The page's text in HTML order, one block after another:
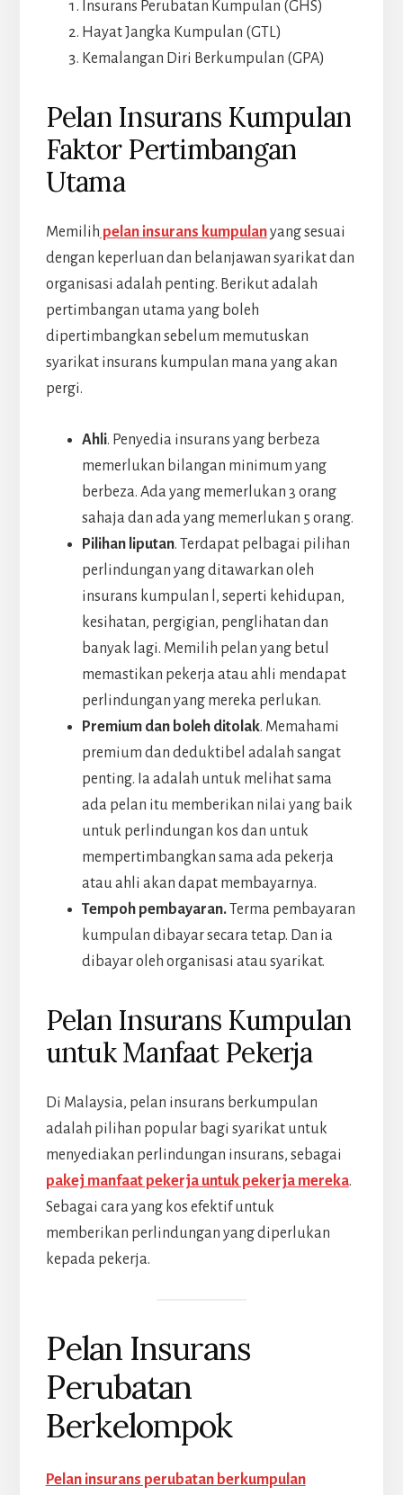
Insurans Perubatan Kumpulan (GHS)
Hayat Jangka Kumpulan (GTL)
Kemalangan Diri Berkumpulan (GPA)
Pelan Insurans Kumpulan
Faktor Pertimbangan
Utama
Memilih pelan insurans kumpulanyang sesuai
dengan keperluan dan belanjawan syarikat dan
organisasi adalah penting. Berikut adalah
pertimbangan utama yang boleh
dipertimbangkan sebelum memutuskan
syarikat insurans kumpulan mana yang akan
pergi.
Ahli. Penyedia insurans yang berbeza
memerlukan bilangan minimum yang
berbeza. Ada yang memerlukan 3 orang
sahaja dan ada yang memerlukan 5 orang.
Pilihan liputan. Terdapat pelbagai pilihan
perlindungan yang ditawarkan oleh
insurans kumpulan l, seperti kehidupan,
kesihatan, pergigian, penglihatan dan
banyak lagi. Memilih pelan yang betul
memastikan pekerja atau ahli mendapat
perlindungan yang mereka perlukan.
Premium dan boleh ditolak. Memahami
premium dan deduktibel adalah sangat
penting. Ia adalah untuk melihat sama
ada pelan itu memberikan nilai yang baik
untuk perlindungan kos dan untuk
mempertimbangkan sama ada pekerja
atau ahli akan dapat membayarnya.
Tempoh pembayaran.Terma pembayaran
kumpulan dibayar secara tetap. Dan ia
dibayar oleh organisasi atau syarikat.
Pelan Insurans Kumpulan
untuk Manfaat Pekerja
Di Malaysia, pelan insurans berkumpulan
adalah pilihan popular bagi syarikat untuk
menyediakan perlindungan insurans, sebagai
pakej manfaat pekerja untuk pekerja mereka.
Sebagai cara yang kos efektif untuk
memberikan perlindungan yang diperlukan
kepada pekerja.
Pelan Insurans
Perubatan
Berkelompok
Pelan insurans perubatan berkumpulan